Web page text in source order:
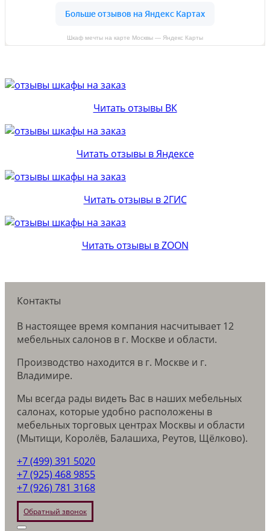
Шкаф мечты на карте Москвы — Яндекс Карты
Читать отзывы ВК
Читать отзывы в Яндексе
Читать отзывы в 2ГИС
Читать отзывы в ZOON
Контакты
В настоящее время компания насчитывает 12
мебельных салонов в г. Москве и области.
Производство находится в г. Москве и г.
Владимире.
Мы всегда рады видеть Вас в наших мебельных
салонах, которые удобно расположены в
мебельных торговых центрах Москвы и области
(Мытищи, Королёв, Балашиха, Реутов, Щёлково).
+7 (499) 391 5020
+7 (925) 468 9855
+7 (926) 781 3168
Обратный звонок